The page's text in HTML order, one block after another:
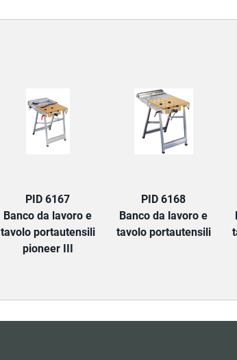
PID 6167
Banco da lavoro e
tavolo portautensili
pioneer III
PID 6168
Banco da lavoro e
tavolo portautensili